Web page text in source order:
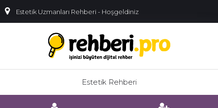
Estetik Uzmanları Rehberi - Hoşgeldiniz
Estetik Rehberi